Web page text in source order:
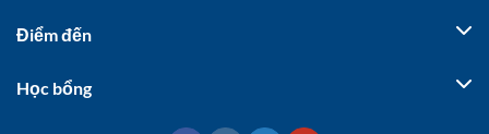
Điểm đến
Học bổng